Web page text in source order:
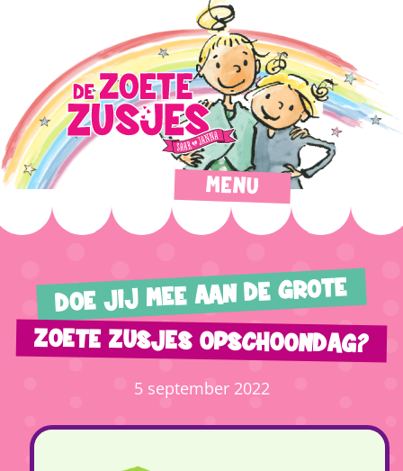
MENU
DOE JIJ MEE AAN DE GROTE
ZOETE ZUSJES OPSCHOONDAG?
5 september 2022